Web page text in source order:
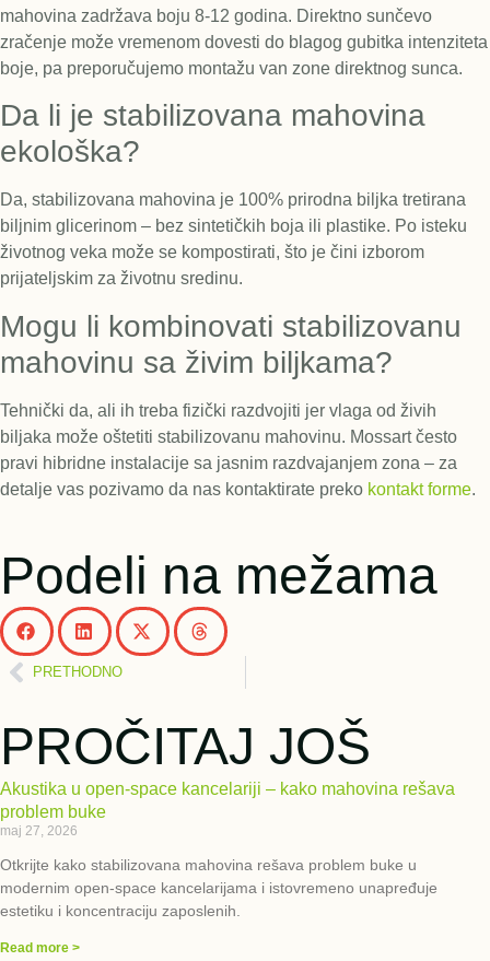
mahovina zadržava boju 8-12 godina. Direktno sunčevo
zračenje može vremenom dovesti do blagog gubitka intenziteta
boje, pa preporučujemo montažu van zone direktnog sunca.
Da li je stabilizovana mahovina
ekološka?
Da, stabilizovana mahovina je 100% prirodna biljka tretirana
biljnim glicerinom – bez sintetičkih boja ili plastike. Po isteku
životnog veka može se kompostirati, što je čini izborom
prijateljskim za životnu sredinu.
Mogu li kombinovati stabilizovanu
mahovinu sa živim biljkama?
Tehnički da, ali ih treba fizički razdvojiti jer vlaga od živih
biljaka može oštetiti stabilizovanu mahovinu. Mossart često
pravi hibridne instalacije sa jasnim razdvajanjem zona – za
detalje vas pozivamo da nas kontaktirate preko kontakt forme.
Podeli na mežama
PRETHODNO
PROČITAJ JOŠ
Akustika u open-space kancelariji – kako mahovina rešava
problem buke
maj 27, 2026
Otkrijte kako stabilizovana mahovina rešava problem buke u
modernim open-space kancelarijama i istovremeno unapređuje
estetiku i koncentraciju zaposlenih.
Read more >